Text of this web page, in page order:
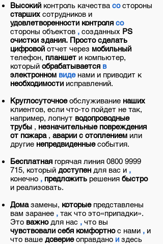
Высокий контроль качества состороны
старших сотрудников и
удовлетворенности контроля со
стороны объектов , созданных PS
очистки здания. Просто сделать
цифровой отчет через мобильный
телефон, планшет и компьютер,
который обрабатывается в
электронном виде нами и приводит к
необходимости исправлений.
Круглосуточное обслуживание наших
клиентов, если что-то пойдет не так,
например, лопнут водопроводные
трубы , незначительные повреждения
от пожара , аварии с отоплением или
другие непредвиденные события.
Бесплатная горячая линия 0800 9999
715, который доступен для вас и ,
конечно , предложить решения быстро
и реализовать.
Дома замены, которые представлены
вам заранее , так что это«припадки».
Это важно для нас , что вы
чувствовали себя комфортно с нами , и
что ваше доверие оправдано и здесь